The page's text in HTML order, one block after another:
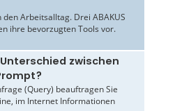
Arbeitsalltag. Drei ABAKUS
ihre bevorzugten Tools vor.
zwischen
(Query) beauftragen Sie
im Internet Informationen